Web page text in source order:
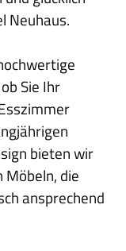
Neuhaus.
Sie Ihr
bieten wir
Möbeln, die
ansprechend